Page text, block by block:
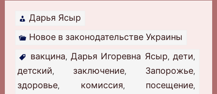
Дарья Ясыр
Новое в законодательстве Украины
вакцина, Дарья Игоревна Ясыр,дети,
детский, заключение, Запорожье,
здоровье, комиссия, посещение,